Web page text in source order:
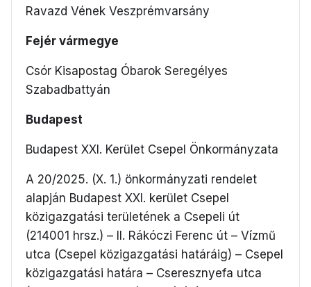
Ravazd Vének Veszprémvarsány
Fejér vármegye
Csór Kisapostag Óbarok Seregélyes
Szabadbattyán
Budapest
Budapest XXI. Kerület Csepel Önkormányzata
A 20/2025. (X. 1.) önkormányzati rendelet
alapján Budapest XXI. kerület Csepel
közigazgatási területének a Csepeli út
(214001 hrsz.) – II. Rákóczi Ferenc út – Vízmű
utca (Csepel közigazgatási határáig) – Csepel
közigazgatási határa – Cseresznyefa utca